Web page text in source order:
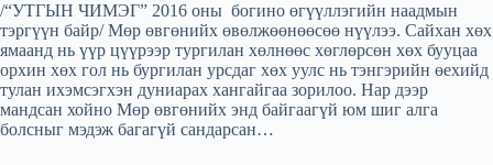
/“УТГЫН ЧИМЭГ” 2016 оны богино өгүүллэгийн наадмын
тэргүүн байр/ Мөр өвгөнийх өвөлжөөнөөсөө нүүлээ. Сайхан хөх
ямаанд нь үүр цүүрээр тургилан хөлнөөс хөглөрсөн хөх бууцаа
орхин хөх гол нь бургилан урсдаг хөх уулс нь тэнгэрийн өехийд
тулан ихэмсэгхэн дуниарах хангайгаа зорилоо. Нар дээр
мандсан хойно Мөр өвгөнийх энд байгаагүй юм шиг алга
болсныг мэдэж багагүй сандарсан…